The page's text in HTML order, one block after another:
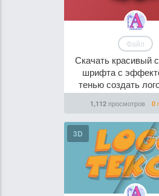
Файл
Скачать красивый
шрифта с
тенью создать
1,112просмотров 0
3D